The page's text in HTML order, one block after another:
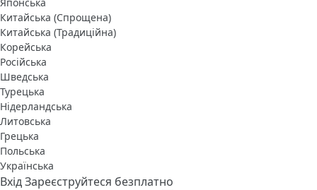
Китайська (Спрощена)
Китайська (Традиційна)
Корейська
Російська
Шведська
Турецька
Нідерландська
Литовська
Грецька
Польська
Українська
ВхідЗареєструйтеся безплатно